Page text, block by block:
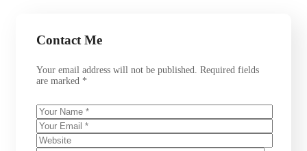
Contact Me
Your email address will not be published. Required fields
are marked *